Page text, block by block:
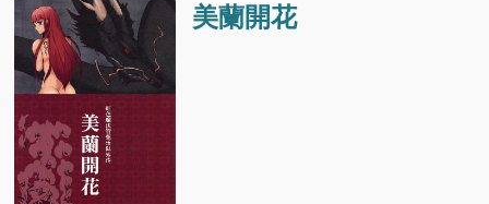
美蘭開花